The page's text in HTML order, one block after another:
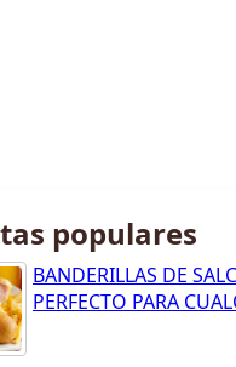
populares
BANDERILLAS DE
PERFECTO PARA